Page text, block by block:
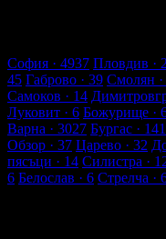
София · 4937 Пловдив ·
45 Габрово · 39 Смолян
Самоков · 14
Луковит · 6 Божурище ·
Варна · 3027 Бургас ·
Обзор · 37 Царево · 32
пясъци · 14 Силистра ·
6 Белослав · 6 Стрелча ·